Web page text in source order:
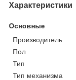
Характеристики
Основные
Производитель
Пол
Тип
Тип механизма